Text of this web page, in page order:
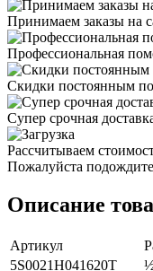
Принимаем заказы на
Профессиональная
Скидки постоянным
Супер срочная
Рассчитываем
Пожалуйста
Описание
Артикул
5S0021H041620T